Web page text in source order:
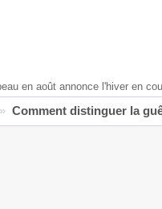
en août annonce l'hiver en
Comment distinguer la